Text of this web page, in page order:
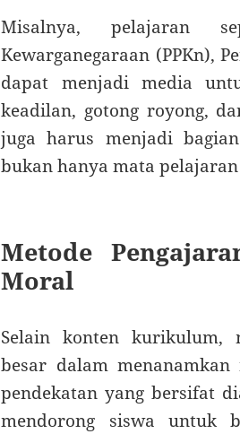
Misalnya, pelajaran
Kewarganegaraan (PPKn),
dapat menjadi media
keadilan, gotong royong,
juga harus menjadi
bukan hanya mata
Metode
Moral
Selain konten kurikulum,
besar dalam
pendekatan yang bersifat
mendorong siswa untuk